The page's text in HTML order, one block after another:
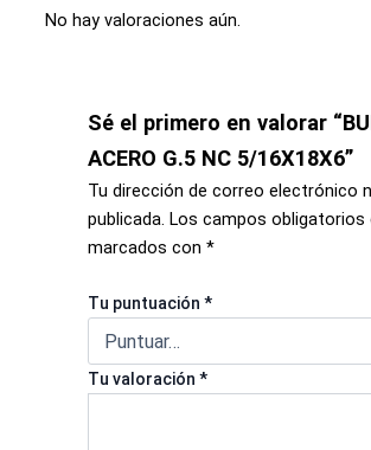
No hay valoraciones aún.
Sé el primero en valorar
ACERO G.5 NC 5/16X18X6”
Tu dirección de correo electrónico
publicada. Los campos obligatorios
marcados con*
Tu puntuación*
Tu valoración*